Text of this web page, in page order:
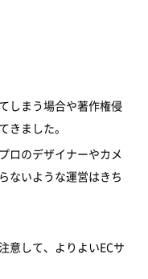
しまう場合や著作権侵
きました。
ロのデザイナーやカメ
ないような運営はきち
意して、よりよいECサ